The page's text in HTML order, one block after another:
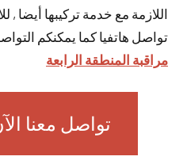
اللازمة مع خدمة تركيبها أيضا ,
تواصل هاتفيا كما يمكنكم
مراقبة المنطقة الرابعة
تواصل معنا الآن